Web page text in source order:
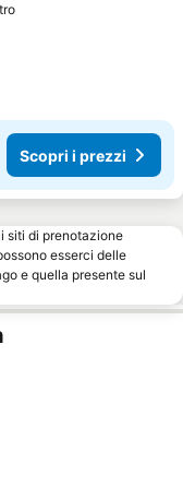
Scopri i prezzi
siti di prenotazione
esserci delle
e quella presente sul